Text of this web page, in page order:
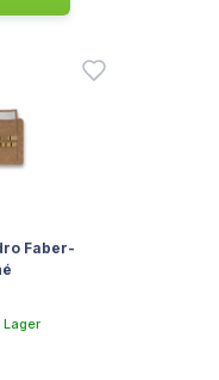
Faber-
Lager